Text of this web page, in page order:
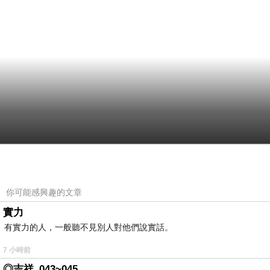
你可能感興趣的文章
實力
有實力的人，一般聽不見別人對他們說實話。
7 小時前